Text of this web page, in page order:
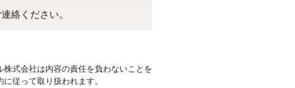
絡ください。
式会社は内容の責任を負わないことを
従って取り扱われます。